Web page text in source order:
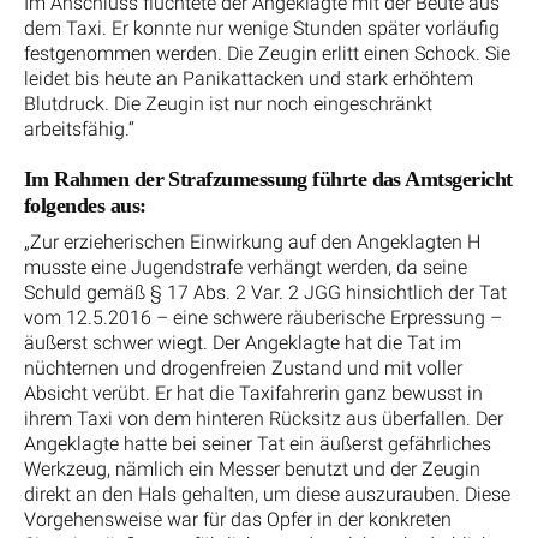
dem Taxi. Er konnte nur wenige Stunden später vorläufig
festgenommen werden. Die Zeugin erlitt einen Schock. Sie
leidet bis heute an Panikattacken und stark erhöhtem
Blutdruck. Die Zeugin ist nur noch eingeschränkt
arbeitsfähig.“
Im Rahmen der Strafzumessung führte das Amtsgericht
folgendes aus:
„Zur erzieherischen Einwirkung auf den Angeklagten H
musste eine Jugendstrafe verhängt werden, da seine
Schuld gemäß § 17 Abs. 2 Var. 2 JGG hinsichtlich der Tat
vom 12.5.2016 – eine schwere räuberische Erpressung –
äußerst schwer wiegt. Der Angeklagte hat die Tat im
nüchternen und drogenfreien Zustand und mit voller
Absicht verübt. Er hat die Taxifahrerin ganz bewusst in
ihrem Taxi von dem hinteren Rücksitz aus überfallen. Der
Angeklagte hatte bei seiner Tat ein äußerst gefährliches
Werkzeug, nämlich ein Messer benutzt und der Zeugin
direkt an den Hals gehalten, um diese auszurauben. Diese
Vorgehensweise war für das Opfer in der konkreten